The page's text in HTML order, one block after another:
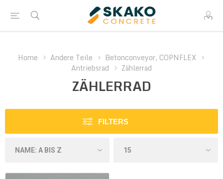
Home Andere Teile
Betonconveyor, COPNFLEX
Antriebsrad
Zählerrad
ZÄHLERRAD
FILTERS